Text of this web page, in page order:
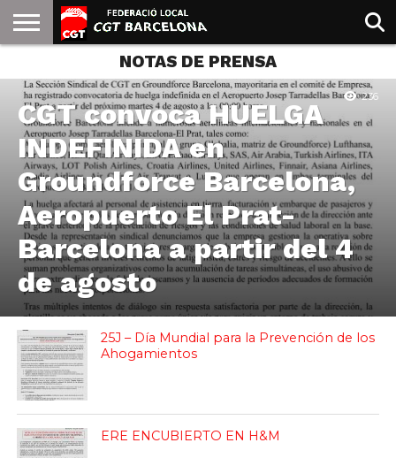
QUIENES
SOMOS
SINDICATOS
SOCIAL
JURIDICA/GUIAS
PRENSA Y
COMUNICACIÓN
FORMACIÓN
BIBLIOTECA
EMMA
GOLDMAN
RECURSOS
ES
NOTAS DE PRENSA
CGT convoca HUELGA
INDEFINIDA en
Groundforce Barcelona,
Aeropuerto El Prat-
Barcelona a partir del 4
de agosto
236
25J – Día Mundial para la Prevención de los
Ahogamientos
ERE ENCUBIERTO EN H&M